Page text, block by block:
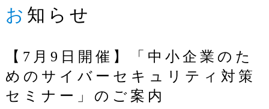
お知らせ
【7月9日開催】「中小企業のた
めのサイバーセキュリティ対策
セミナー」のご案内